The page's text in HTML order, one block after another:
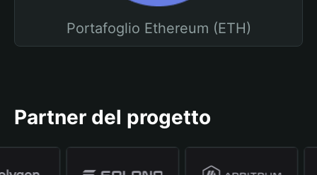
Portafoglio Ethereum (ETH)
Partner del progetto